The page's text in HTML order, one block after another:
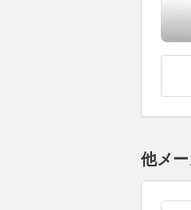
他メ